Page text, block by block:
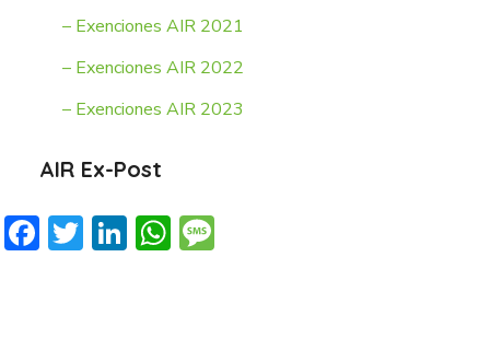
– Exenciones AIR 2021
– Exenciones AIR 2022
– Exenciones AIR 2023
AIR Ex-Post
Facebook
Twitter
LinkedIn
WhatsApp